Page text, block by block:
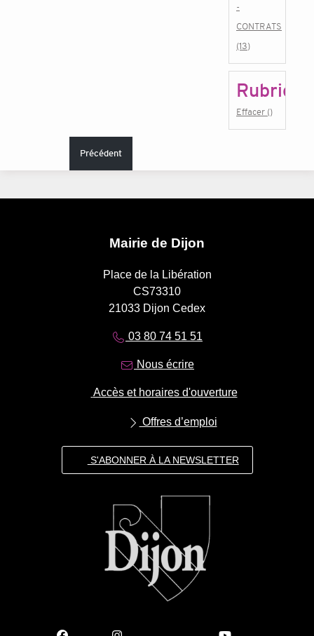
-
CONTRATS
(13)
Rubrique
Effacer ()
Précédent
Mairie de Dijon
Place de la Libération
CS73310
21033 Dijon Cedex
03 80 74 51 51
Nous écrire
Accès et horaires d'ouverture
Offres d’emploi
S'ABONNER À LA NEWSLETTER